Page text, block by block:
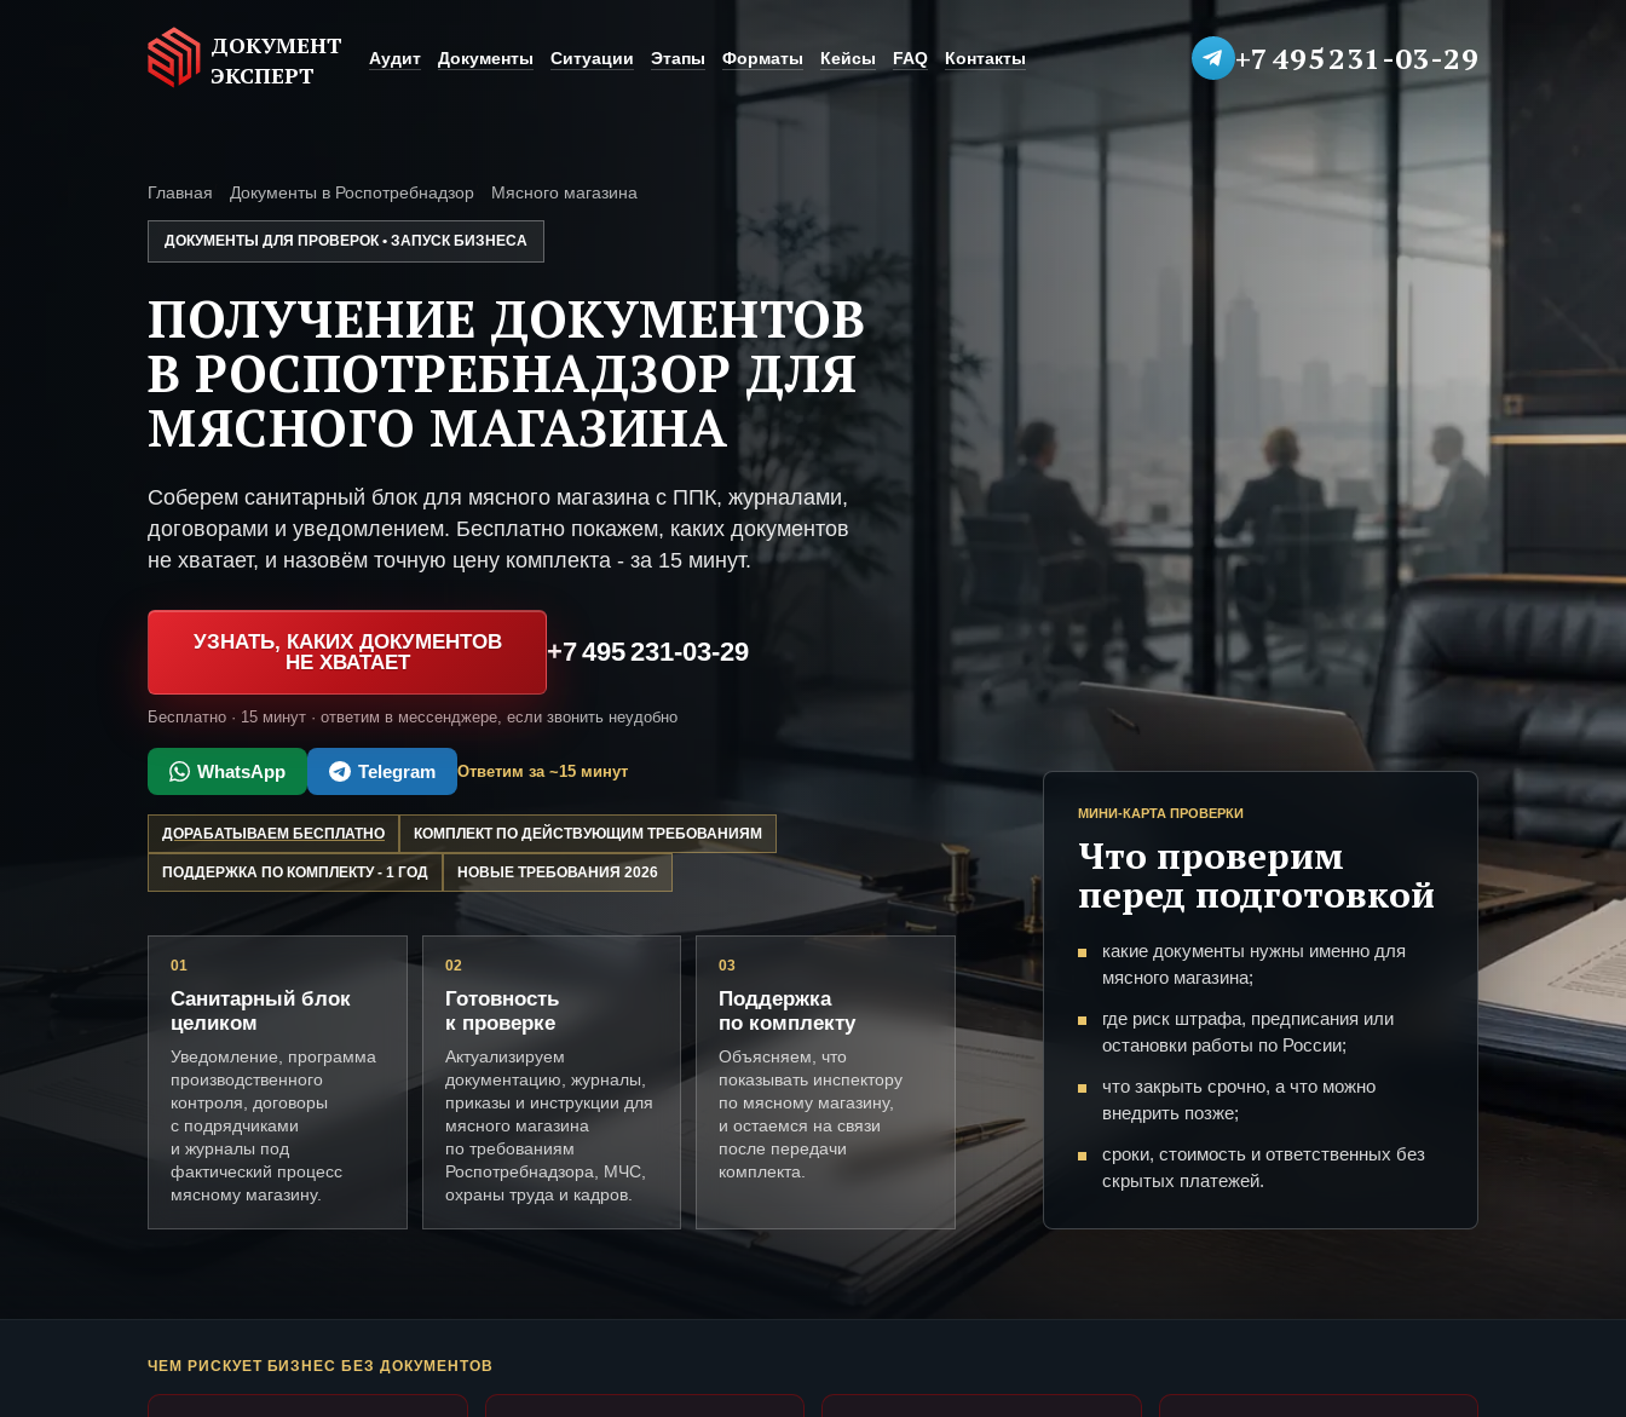
ДОКУМЕНТ
ЭКСПЕРТ
Аудит Документы Ситуации Этапы Форматы Кейсы FAQ Контакты +7 495 231-03-29
Главная Документы в Роспотребнадзор Мясного магазина
ДОКУМЕНТЫ ДЛЯ ПРОВЕРОК • ЗАПУСК БИЗНЕСА
ПОЛУЧЕНИЕ ДОКУМЕНТОВ
В РОСПОТРЕБНАДЗОР ДЛЯ
МЯСНОГО МАГАЗИНА
Соберем санитарный блок для мясного магазина с ППК, журналами,
договорами и уведомлением. Бесплатно покажем, каких документов
не хватает, и назовём точную цену комплекта - за 15 минут.
УЗНАТЬ, КАКИХ ДОКУМЕНТОВ
НЕ ХВАТАЕТ
+7 495 231-03-29
Бесплатно · 15 минут · ответим в мессенджере, если звонить неудобно
WhatsApp Telegram Ответим за ~15 минут
ДОРАБАТЫВАЕМ БЕСПЛАТНО КОМПЛЕКТ ПО ДЕЙСТВУЮЩИМ ТРЕБОВАНИЯМ
ПОДДЕРЖКА ПО КОМПЛЕКТУ - 1 ГОД НОВЫЕ ТРЕБОВАНИЯ 2026
01
Санитарный блок
целиком
Уведомление, программа
производственного
контроля, договоры
с подрядчиками
и журналы под
фактический процесс
мясному магазину.
02
Готовность
к проверке
Актуализируем
документацию, журналы,
приказы и инструкции для
мясного магазина
по требованиям
Роспотребнадзора, МЧС,
охраны труда и кадров.
03
Поддержка
по комплекту
Объясняем, что
показывать инспектору
по мясному магазину,
и остаемся на связи
после передачи
комплекта.
МИНИ-КАРТА ПРОВЕРКИ
Что проверим
перед подготовкой
какие документы нужны именно для
мясного магазина;
где риск штрафа, предписания или
остановки работы по России;
что закрыть срочно, а что можно
внедрить позже;
сроки, стоимость и ответственных без
скрытых платежей.
ЧЕМ РИСКУЕТ БИЗНЕС БЕЗ ДОКУМЕНТОВ